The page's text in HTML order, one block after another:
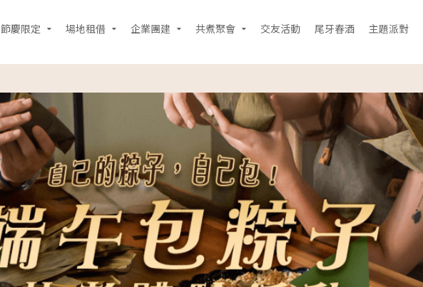
節慶限定 場地租借 企業團建 共煮聚會 交友活動 尾牙春酒 主題派對